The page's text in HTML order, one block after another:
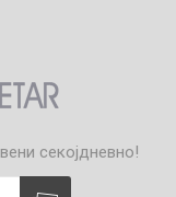
секојдневно!